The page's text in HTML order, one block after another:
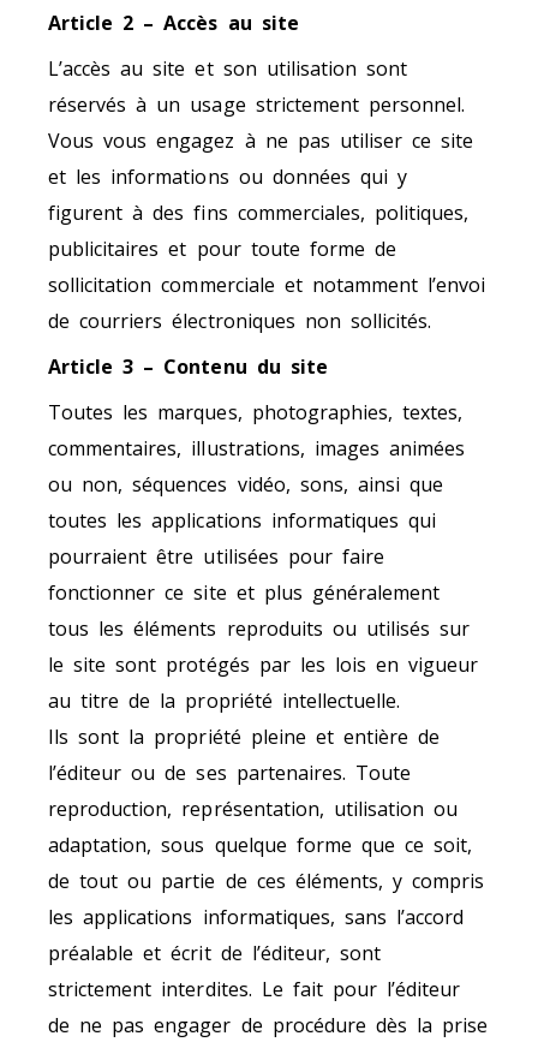
Article 2 – Accès au site
L’accès au site et son utilisation sont
réservés à un usage strictement personnel.
Vous vous engagez à ne pas utiliser ce site
et les informations ou données qui y
figurent à des fins commerciales, politiques,
publicitaires et pour toute forme de
sollicitation commerciale et notamment l’envoi
de courriers électroniques non sollicités.
Article 3 – Contenu du site
Toutes les marques, photographies, textes,
commentaires, illustrations, images animées
ou non, séquences vidéo, sons, ainsi que
toutes les applications informatiques qui
pourraient être utilisées pour faire
fonctionner ce site et plus généralement
tous les éléments reproduits ou utilisés sur
le site sont protégés par les lois en vigueur
au titre de la propriété intellectuelle.
Ils sont la propriété pleine et entière de
l’éditeur ou de ses partenaires. Toute
reproduction, représentation, utilisation ou
adaptation, sous quelque forme que ce soit,
de tout ou partie de ces éléments, y compris
les applications informatiques, sans l’accord
préalable et écrit de l’éditeur, sont
strictement interdites. Le fait pour l’éditeur
de ne pas engager de procédure dès la prise